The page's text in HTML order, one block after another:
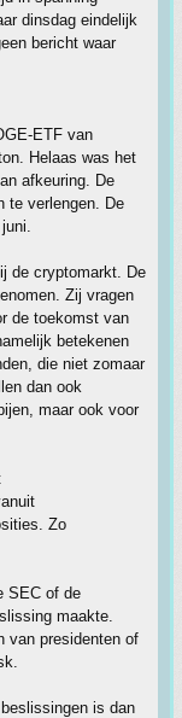
dinsdag eindelijk
bericht waar
ETF van
Helaas was het
afkeuring. De
te verlengen. De
de cryptomarkt. De
Zij vragen
de toekomst van
betekenen
die niet zomaar
dan ook
maar ook voor
Zo
SEC of de
maakte.
van presidenten of
is dan